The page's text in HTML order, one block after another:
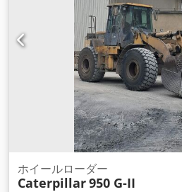
ホイールローダー
Caterpillar950 G-II